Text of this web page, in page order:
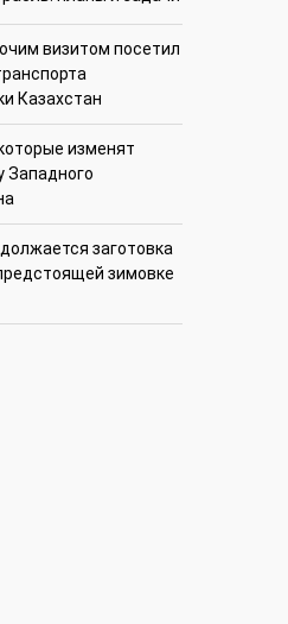
визитом посетил
Казахстан
изменят
Западного
заготовка
зимовке